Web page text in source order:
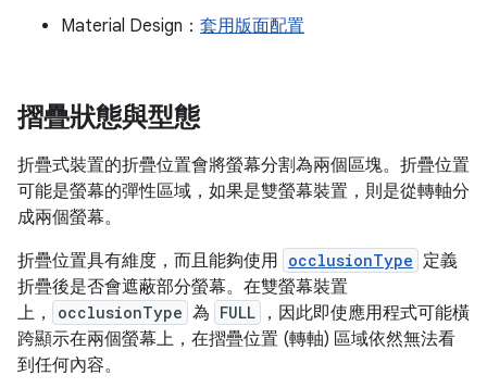
Material Design： 套用版面配置
摺疊狀態與型態
折疊式裝置的折疊位置會將螢幕分割為兩個區塊。折疊位置
可能是螢幕的彈性區域，如果是雙螢幕裝置，則是從轉軸分
成兩個螢幕。
折疊位置具有維度，而且能夠使用 occlusionType 定義
折疊後是否會遮蔽部分螢幕。在雙螢幕裝置
上，
occlusionType 為 FULL
，因此即使應用程式可能橫
跨顯示在兩個螢幕上，在摺疊位置 (轉軸) 區域依然無法看
到任何內容。